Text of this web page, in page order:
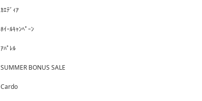
ｶｴﾃﾞｨｱ
ﾎｲｰﾙｷｬﾝﾍﾟｰﾝ
ｱﾊﾟﾚﾙ
SUMMER BONUS SALE
Cardo